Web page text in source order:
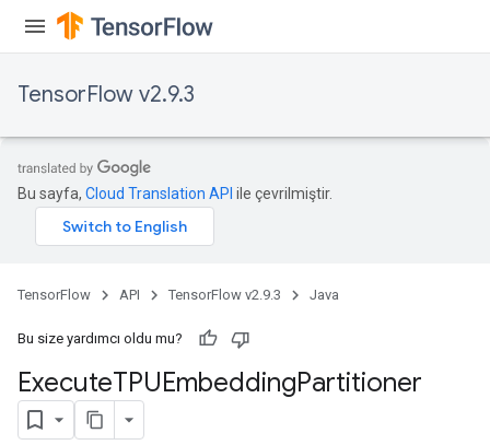
TensorFlow v2.9.3
Bu sayfa, Cloud Translation API ile çevrilmiştir.
TensorFlow API TensorFlow v2.9.3 Java
Bu size yardımcı oldu mu?
ExecuteTPUEmbeddingPartitioner